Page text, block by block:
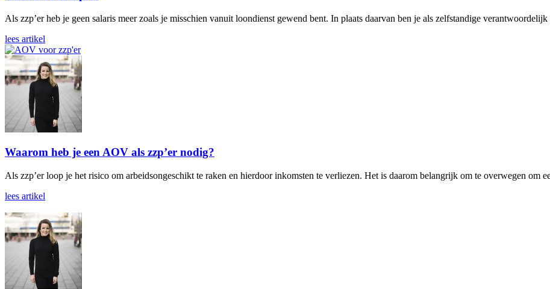
Als zzp’er heb je geen salaris meer zoals je misschien vanuit loondienst gewend bent. In plaats daarvan ben je als zelfstandige
lees artikel
Waarom heb je een AOV als zzp’er nodig?
Als zzp’er loop je het risico om arbeidsongeschikt te raken en hierdoor inkomsten te verliezen. Het is daarom belangrijk om te overwegen om
lees artikel